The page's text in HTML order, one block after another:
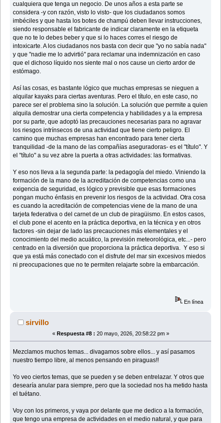
cualquiera que tenga un negocio. De unos años a esta parte se
considera -y con razón, visto lo visto- que los ciudadanos somos
imbéciles y que hasta los botes de champú deben llevar instrucciones,
siendo responsable el fabricante de indicar claramente en la etiqueta
que no te lo debes beber y que si lo haces corres el riesgo de
intoxicarte. A los ciudadanos nos basta con decir que "yo no sabía nada"
y que "nadie me lo advirtió" para reclamar una indemnización en caso
que el dichoso líquido nos siente mal o nos cause un cierto ardor de
estómago.
Así las cosas, es bastante lógico que muchas empresas se nieguen a
alquilar kayaks para ciertas aventuras. Pero el título, en este caso, no
parece ser el problema sino la solución. La solución que permite a quien
alquila demostrar una cierta competencia y habilidades y a la empresa
por su parte, que adoptó las precauciones necesarias para no agravar
los riesgos intrínsecos de una actividad que tiene cierto peligro. El
camino que muchas empresas han encontrado para tener cierta
tranquilidad -de la mano de las compañías aseguradoras- es el "título". Y
el "título" a su vez abre la puerta a otras actividades: las formativas.
Y eso nos lleva a la segunda parte: la pedagogía del miedo. Viniendo la
formación de la mano de la acreditación de competencias como una
exigencia de seguridad, es lógico y previsible que esas formaciones
pongan mucho énfasis en prevenir los riesgos de la actividad. Otra cosa
es cuando la acreditación de competencias viene de la mano de una
tarjeta federativa o del carnet de un club de piragüismo. En estos casos,
el club pone el acento en la práctica deportiva, en la técnica y en otros
factores -sin dejar de lado las precauciones más elementales y el
conocimiento del medio acuático, la previsión meteorológica, etc...- pero
centrado en la diversión que proporciona la práctica deportiva. Y eso si
que ya está más conectado con el disfrute del mar sin excesivos miedos
ni preocupaciones que no te permiten relajarte sobre la embarcación.
En línea
sirvillo
« Respuesta #8 : 20 mayo, 2026, 20:58:22 pm »
Mezclamos muchos temas... divagamos sobre ellos... y así pasamos
nuestro tiempo libre, al menos pensando en piraguas!!
Yo veo ciertos temas, que se pueden y se deben entrelazar. Y otros que
desearía anular para siempre, pero que la sociedad nos ha metido hasta
el tuétano.
Voy con los primeros, y vaya por delante que me dedico a la formación,
que tengo una empresa de actividades en el medio natural, y que para